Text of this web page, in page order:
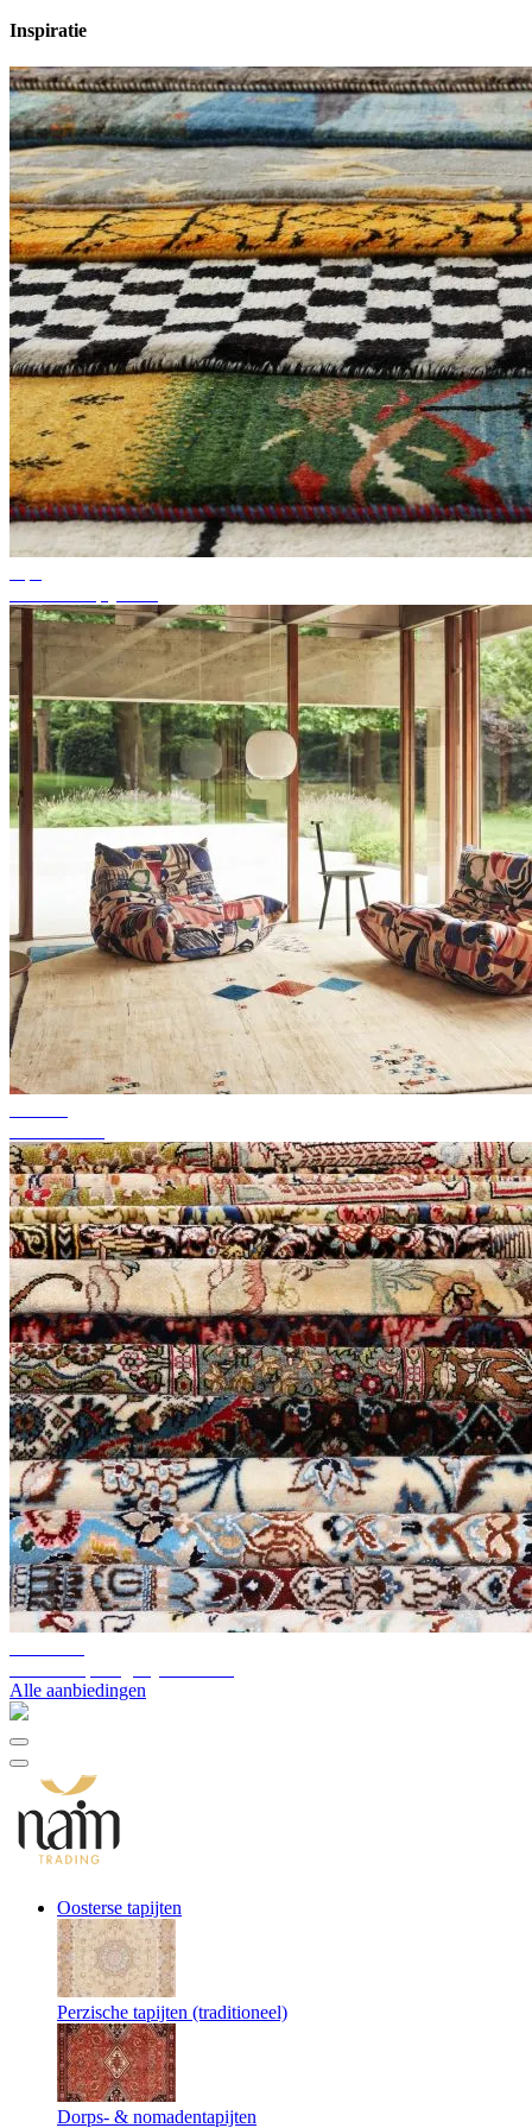
Inspiratie
Alle aanbiedingen
Oosterse tapijten
Perzische tapijten (traditioneel)
Dorps- & nomadentapijten